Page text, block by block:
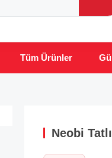
Tüm Ürünler
Neobi